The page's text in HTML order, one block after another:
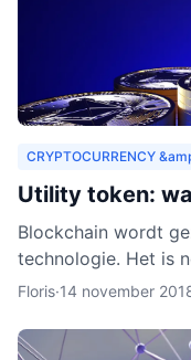
CRYPTOCURRENCY
Utility token:
Blockchain wordt
technologie. Het is
verwachting is dat
Floris·14 november